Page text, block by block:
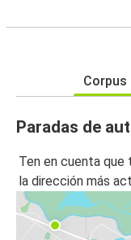
Corpus
Paradas de
Ten en cuenta
la dirección más